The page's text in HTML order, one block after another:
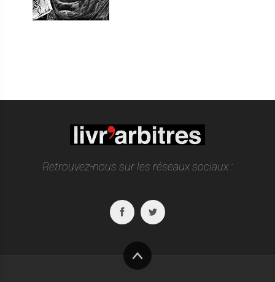
Retrouvez-nous sur les réseaux sociaux :
FacebookTwitter